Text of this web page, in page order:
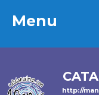
Menu
http://
Menu